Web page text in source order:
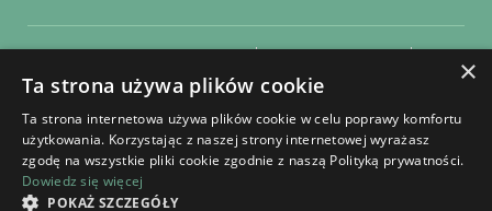
×
Ta strona używa plików cookie
Ta strona internetowa używa plików cookie w celu poprawy komfortu
użytkowania. Korzystając z naszej strony internetowej wyrażasz
zgodę na wszystkie pliki cookie zgodnie z naszą Polityką prywatności.
Dowiedz się więcej
POKAŻ SZCZEGÓŁY